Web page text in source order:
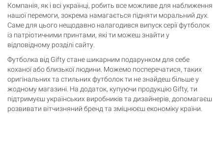
Компанія, як і всі українці, робить все можливе для наближення
нашої перемоги, зокрема намагається підняти моральний дух.
Саме для цього нещодавно налагодився випуск серії футболок
із патріотичними принтами, які ти можеш знайти у
відповідному розділі сайту.
Футболка від Gifty стане шикарним подарунком для себе
коханої або близької людини. Можемо посперечатися, таких
оригінальних та стильних футболок ти не знайдеш більше у
жодному магазині. На додаток, купуючи продукцію Gifty, ти
підтримуєш українських виробників та дизайнерів, допомагаєш
розвивати вітчизняний бренд та зміцнюєш економіку країни.